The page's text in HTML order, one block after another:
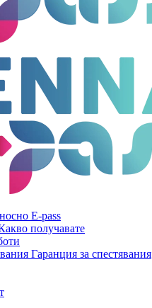
E-pass
получавате
Гаранция за спестявания